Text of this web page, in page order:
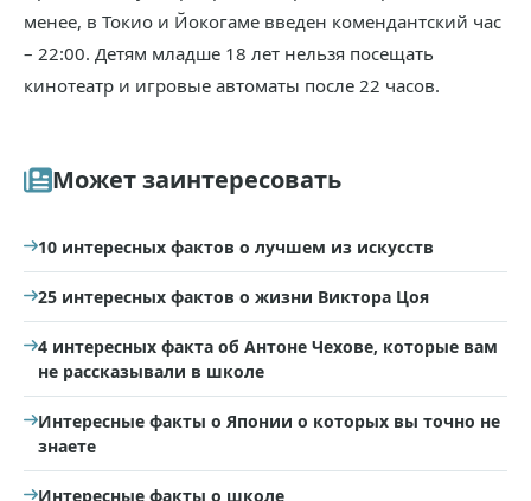
менее, в Токио и Йокогаме введен комендантский час
– 22:00. Детям младше 18 лет нельзя посещать
кинотеатр и игровые автоматы после 22 часов.
Может заинтересовать
10 интересных фактов о лучшем из искусств
25 интересных фактов о жизни Виктора Цоя
4 интересных факта об Антоне Чехове, которые вам
не рассказывали в школе
Интересные факты о Японии о которых вы точно не
знаете
Интересные факты о школе